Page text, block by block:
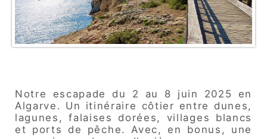
Notre escapade du 2 au 8 juin 2025 en
Algarve. Un itinéraire côtier entre dunes,
lagunes, falaises dorées, villages blancs
et ports de pêche. Avec, en bonus, une